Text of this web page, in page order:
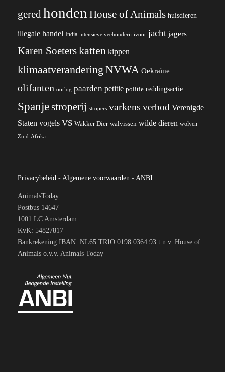
geredhonden House of Animals huisdieren
illegale handel India intensieve veehouderij ivoor jacht jagers
Karen Soeterskatten kippen
klimaatverandering NVWA Oekraïne
olifanten oorlog paarden petitie politie reddingsactie
Spanjestroperij stropers varkens verbod Verenigde
Staten vogels VS Wakker Dier walvissen wilde dieren wolven
Zuid-Afrika
Privacybeleid - Algemene voorwaarden - ANBI
AnimalsToday
Postbus 14647
1001 LC Amsterdam
KvK: 54827817
Bankrekening IBAN: NL65 TRIO 0198 0364 93 t.n.v. House of
Animals o.v.v. Animals Today